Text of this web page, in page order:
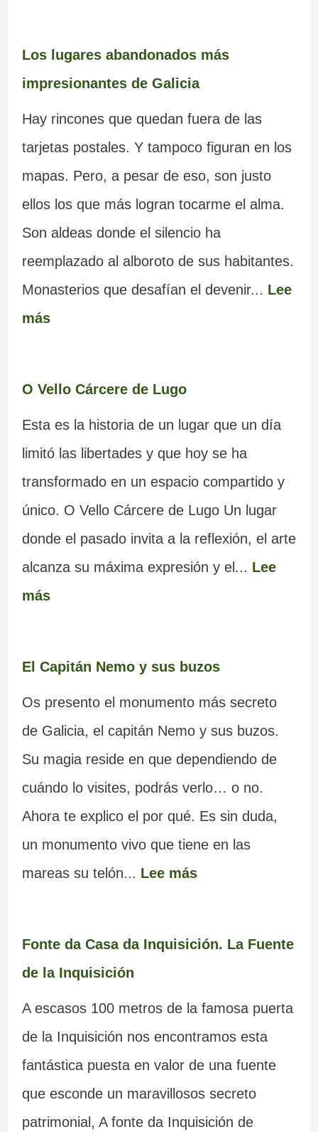
Los lugares abandonados más
impresionantes de Galicia
Hay rincones que quedan fuera de las
tarjetas postales. Y tampoco figuran en los
mapas. Pero, a pesar de eso, son justo
ellos los que más logran tocarme el alma.
Son aldeas donde el silencio ha
reemplazado al alboroto de sus habitantes.
Monasterios que desafían el devenir... Lee
más
O Vello Cárcere de Lugo
Esta es la historia de un lugar que un día
limitó las libertades y que hoy se ha
transformado en un espacio compartido y
único. O Vello Cárcere de Lugo Un lugar
donde el pasado invita a la reflexión, el arte
alcanza su máxima expresión y el... Lee
más
El Capitán Nemo y sus buzos
Os presento el monumento más secreto
de Galicia, el capitán Nemo y sus buzos.
Su magia reside en que dependiendo de
cuándo lo visites, podrás verlo… o no.
Ahora te explico el por qué. Es sin duda,
un monumento vivo que tiene en las
mareas su telón... Lee más
Fonte da Casa da Inquisición. La Fuente
de la Inquisición
A escasos 100 metros de la famosa puerta
de la Inquisición nos encontramos esta
fantástica puesta en valor de una fuente
que esconde un maravillosos secreto
patrimonial, A fonte da Inquisición de